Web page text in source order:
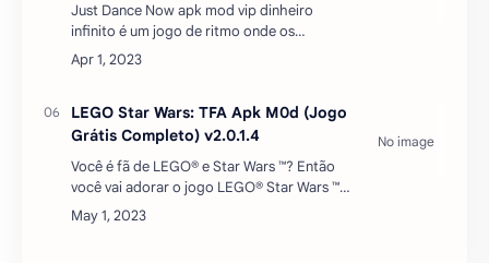
Just Dance Now apk mod vip dinheiro
infinito é um jogo de ritmo onde os
jogadores realizam movimentos de dança
na tela para obter o máximo de pontos
LEGO Star Wars: TFA Apk M0d (Jogo
Grátis Completo) v2.0.1.4
Você é fã de LEGO® e Star Wars ™? Então
você vai adorar o jogo LEGO® Star Wars ™:
TFA, que é a adaptação oficial do filme Star
Wars: O Despertar da Força para o universo